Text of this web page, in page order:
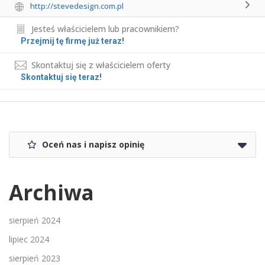
http://stevedesign.com.pl
Jesteś właścicielem lub pracownikiem?
Przejmij tę firmę już teraz!
Skontaktuj się z właścicielem oferty
Skontaktuj się teraz!
Oceń nas i napisz opinię
Archiwa
sierpień 2024
lipiec 2024
sierpień 2023